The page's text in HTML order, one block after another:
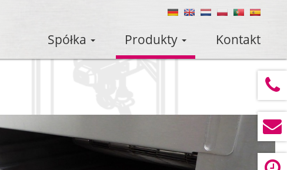
Spółka Produkty Kontakt